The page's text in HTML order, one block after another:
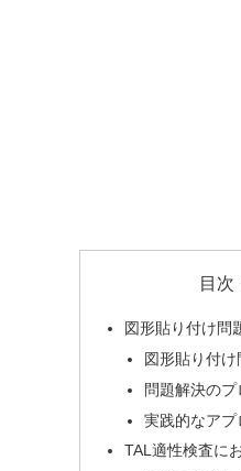
目次
図形貼り付け問
図形貼り付
問題解決のプ
実践的なアプ
TAL適性検査に